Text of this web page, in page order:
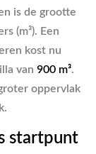
is de grootte
(m³). Een
kost nu
van 900 m³.
oppervlak
startpunt